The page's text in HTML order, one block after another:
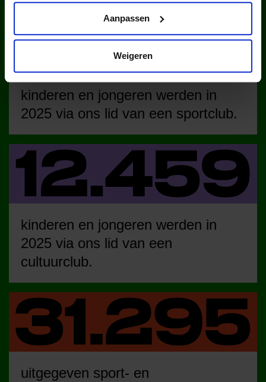
Aanpassen
Weigeren
kinderen en jongeren werden in
2025 via ons lid van een sportclub.
kinderen en jongeren werden in
2025 via ons lid van een
cultuurclub.
uitgegeven sport- en